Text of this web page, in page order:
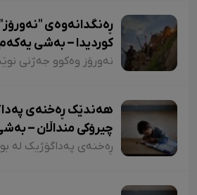
ڕەنگدانەوەی
کوردیدا – بەشی
هەندێک ڕەخنەی
چیرۆکی منداڵان –